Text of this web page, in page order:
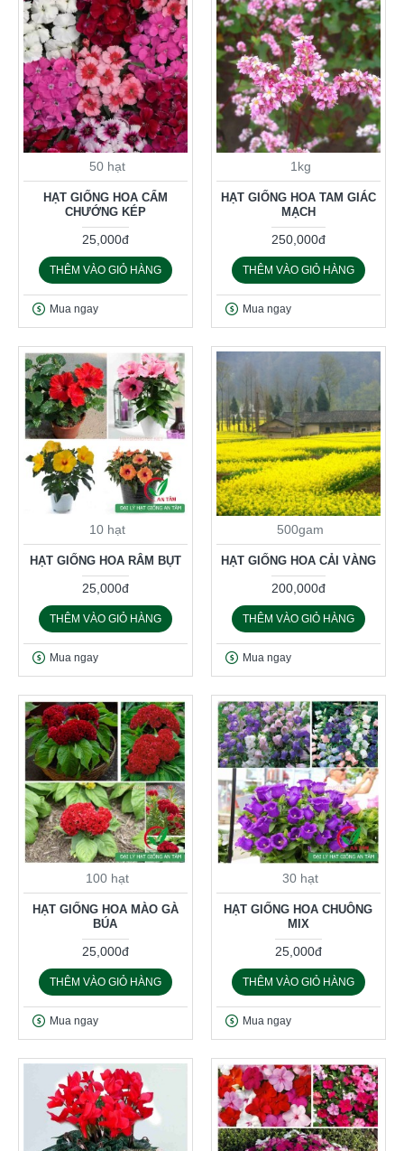
50 hạt
HẠT GIỐNG HOA CẨM
CHƯỚNG KÉP
25,000đ
THÊM VÀO GIỎ HÀNG
Mua ngay
1kg
HẠT GIỐNG HOA TAM GIÁC
MẠCH
250,000đ
THÊM VÀO GIỎ HÀNG
Mua ngay
10 hạt
HẠT GIỐNG HOA RÂM BỤT
25,000đ
THÊM VÀO GIỎ HÀNG
Mua ngay
500gam
HẠT GIỐNG HOA CẢI VÀNG
200,000đ
THÊM VÀO GIỎ HÀNG
Mua ngay
100 hạt
HẠT GIỐNG HOA MÀO GÀ
BÚA
25,000đ
THÊM VÀO GIỎ HÀNG
Mua ngay
30 hạt
HẠT GIỐNG HOA CHUÔNG
MIX
25,000đ
THÊM VÀO GIỎ HÀNG
Mua ngay